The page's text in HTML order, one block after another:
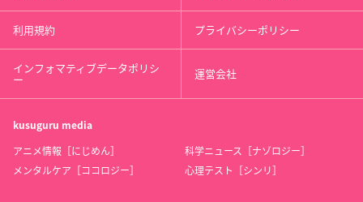
利用規約 プライバシーポリシー
インフォマティブデータポリシ
ー 運営会社
kusuguru media
アニメ情報［にじめん］
科学ニュース［ナゾロジー］
メンタルケア［ココロジー］
心理テスト［シンリ］